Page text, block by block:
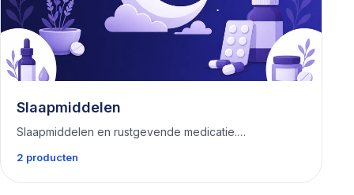
Slaapmiddelen
Slaapmiddelen en rustgevende medicatie.…
2 producten